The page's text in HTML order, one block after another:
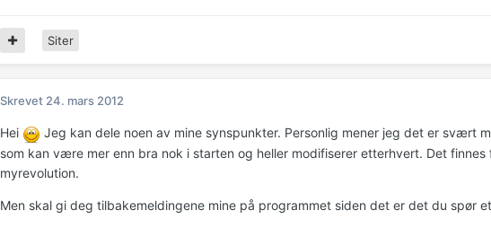
Siter
Skrevet 24. mars 2012
Hei
Jeg kan dele noen av mine synspunkter. Personlig mener jeg det er svært
som kan være mer enn bra nok i starten og heller modifiserer etterhvert. Det
myrevolution.
Men skal gi deg tilbakemeldingene mine på programmet siden det er det du spør